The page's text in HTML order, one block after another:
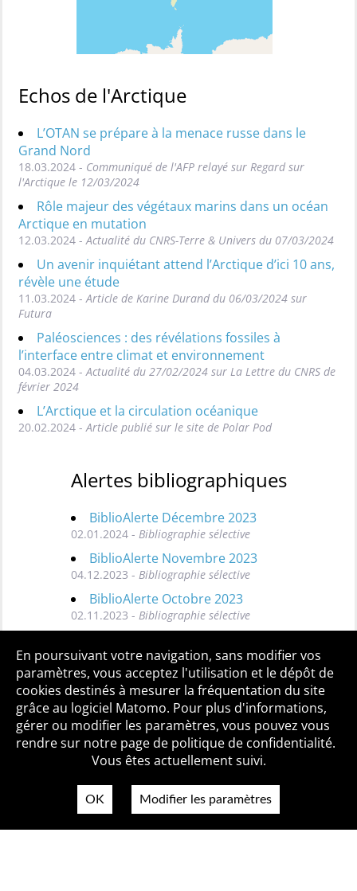
Echos de l'Arctique
L’OTAN se prépare à la menace russe dans le
Grand Nord
18.03.2024 - Communiqué de l'AFP relayé sur Regard sur
l'Arctique le 12/03/2024
Rôle majeur des végétaux marins dans un océan
Arctique en mutation
12.03.2024 - Actualité du CNRS-Terre & Univers du 07/03/2024
Un avenir inquiétant attend l’Arctique d’ici 10 ans,
révèle une étude
11.03.2024 - Article de Karine Durand du 06/03/2024 sur
Futura
Paléosciences : des révélations fossiles à
l’interface entre climat et environnement
04.03.2024 - Actualité du 27/02/2024 sur La Lettre du CNRS de
février 2024
L’Arctique et la circulation océanique
20.02.2024 - Article publié sur le site de Polar Pod
Alertes bibliographiques
BiblioAlerte Décembre 2023
02.01.2024 - Bibliographie sélective
BiblioAlerte Novembre 2023
04.12.2023 - Bibliographie sélective
BiblioAlerte Octobre 2023
02.11.2023 - Bibliographie sélective
Toutes les BiblioAlertes
Qui sommes-nous ? Mentions légales
Accessibilité
Politique de confidentialité
Contact
En poursuivant votre navigation, sans modifier vos
paramètres, vous acceptez l'utilisation et le dépôt de
cookies destinés à mesurer la fréquentation du site
grâce au logiciel Matomo. Pour plus d'informations,
gérer ou modifier les paramètres, vous pouvez vous
rendre sur notre page de politique de confidentialité.
Vous êtes actuellement suivi.
OK Modifier les paramètres